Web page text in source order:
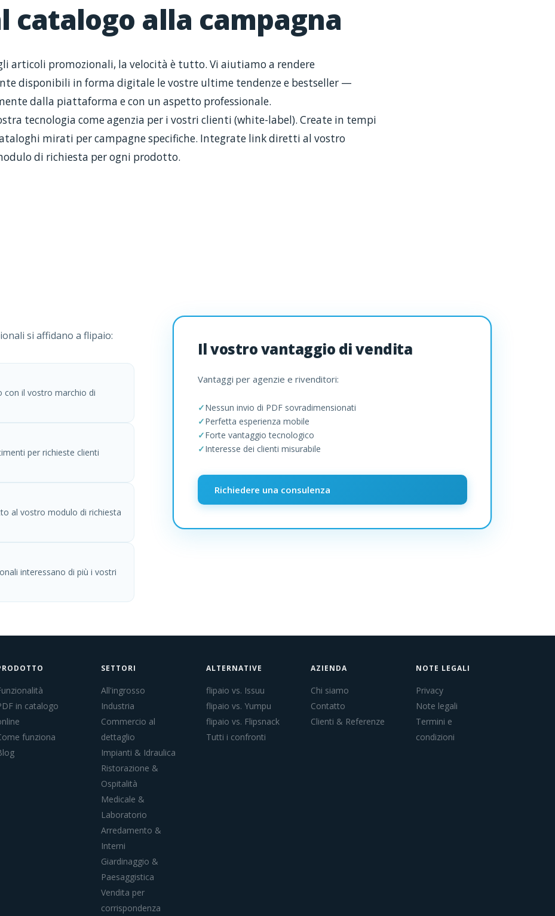
catalogo alla campagna
articoli promozionali, la velocità è tutto. Vi aiutiamo a rendere
disponibili in forma digitale le vostre ultime tendenze e bestseller —
dalla piattaforma e con un aspetto professionale.
tecnologia come agenzia per i vostri clienti (white-label). Create in tempi
mirati per campagne specifiche. Integrate link diretti al vostro
di richiesta per ogni prodotto.
si affidano a flipaio:
con il vostro marchio di
per richieste clienti
al vostro modulo di richiesta
interessano di più i vostri
Il vostro vantaggio di vendita
Vantaggi per agenzie e rivenditori:
Nessun invio di PDF sovradimensionati
Perfetta esperienza mobile
Forte vantaggio tecnologico
Interesse dei clienti misurabile
Richiedere una consulenza
in catalogo
funziona
SETTORI
All'ingrosso
Industria
Commercio al
dettaglio
Impianti & Idraulica
Ristorazione &
Ospitalità
Medicale &
Laboratorio
Arredamento &
Interni
Giardinaggio &
Paesaggistica
Vendita per
corrispondenza
ALTERNATIVE
flipaio vs. Issuu
flipaio vs. Yumpu
flipaio vs. Flipsnack
Tutti i confronti
AZIENDA
Chi siamo
Contatto
Clienti & Referenze
NOTE LEGALI
Privacy
Note legali
Termini e
condizioni